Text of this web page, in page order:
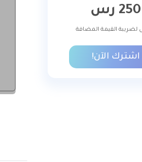
250 رس
لضريبة القيمة المضافة
اشترك الآن!